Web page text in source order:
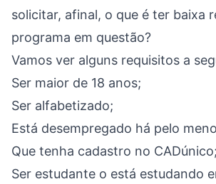
solicitar, afinal, o que é ter baixa
programa em questão?
Vamos ver alguns requisitos a
Ser maior de 18 anos;
Ser alfabetizado;
Está desempregado há pelo
Que tenha cadastro no CADúnico;
Ser estudante o está estudando